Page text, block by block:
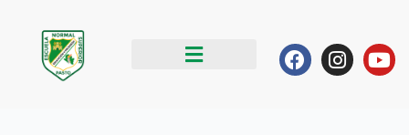
contenido
Facebook